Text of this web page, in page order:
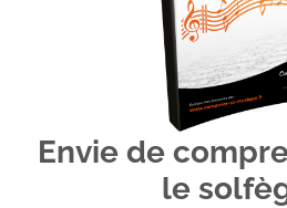
Harmonisation
Envie de
le